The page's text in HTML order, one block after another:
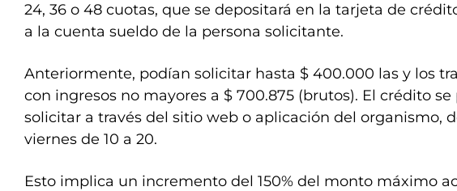
24, 36 o 48 cuotas, que se depositará en la tarjeta de
a la cuenta sueldo de la persona solicitante.
Anteriormente, podían solicitar hasta $ 400.000 las y los
con ingresos no mayores a $ 700.875 (brutos). El crédito se
solicitar a través del sitio web o aplicación del organismo,
viernes de 10 a 20.
Esto implica un incremento del 150% del monto máximo